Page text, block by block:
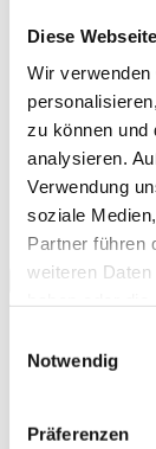
Diese
Wir
zu können und
analysieren.
Verwendung
soziale
Partner führen
weiteren
Notwendig
Präferenzen
DER
KONTAKT
SO
Seitenleiste &
Der
1.
Hermann G. Kleiner